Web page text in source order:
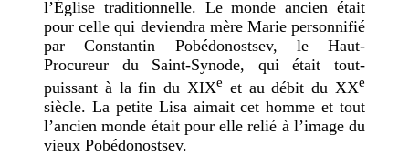
l’Église traditionnelle. Le monde ancien était
pour celle qui deviendra mère Marie personnifié
par Constantin Pobédonostsev, le Haut-
Procureur du Saint-Synode, qui était tout-
puissant à la fin du XIXe et au débit du XXe
siècle. La petite Lisa aimait cet homme et tout
l’ancien monde était pour elle relié à l’image du
vieux Pobédonostsev.